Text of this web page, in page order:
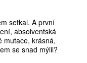
setkal. A první
absolventská
mutace, krásná,
se snad mýlil?